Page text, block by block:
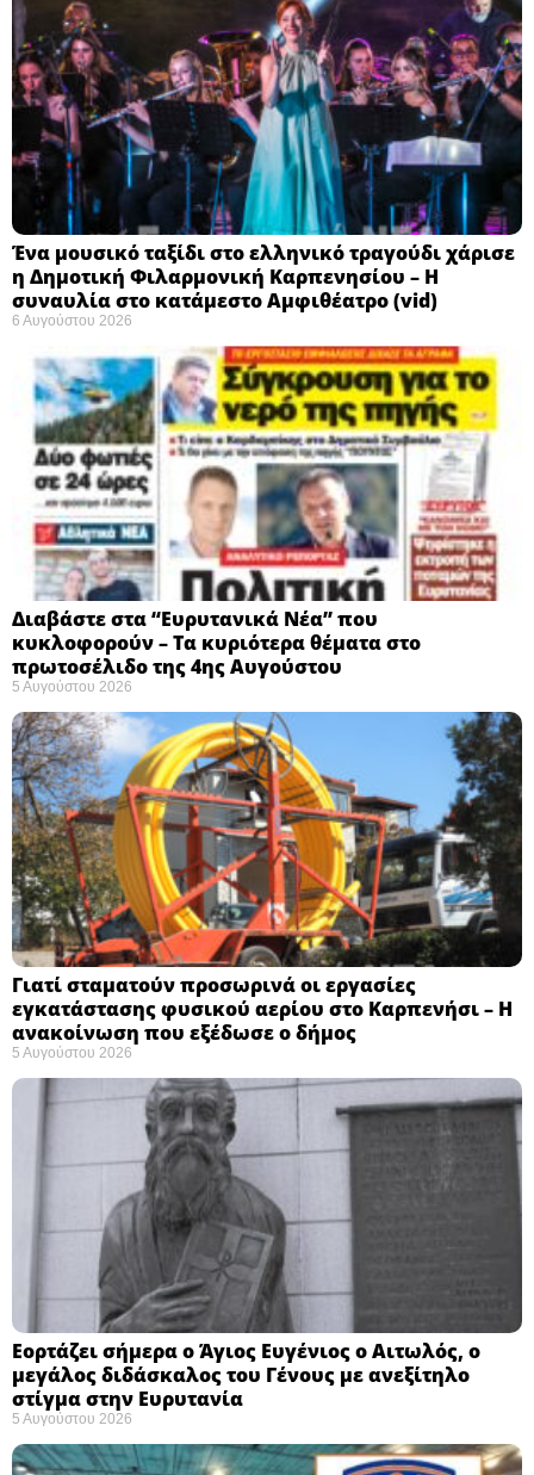
Ένα μουσικό ταξίδι στο ελληνικό τραγούδι χάρισε
η Δημοτική Φιλαρμονική Καρπενησίου – Η
συναυλία στο κατάμεστο Αμφιθέατρο (vid)
6 Αυγούστου 2026
Διαβάστε στα “Ευρυτανικά Νέα” που
κυκλοφορούν – Τα κυριότερα θέματα στο
πρωτοσέλιδο της 4ης Αυγούστου
5 Αυγούστου 2026
Γιατί σταματούν προσωρινά οι εργασίες
εγκατάστασης φυσικού αερίου στο Καρπενήσι – Η
ανακοίνωση που εξέδωσε ο δήμος
5 Αυγούστου 2026
Εορτάζει σήμερα ο Άγιος Ευγένιος ο Αιτωλός, ο
μεγάλος διδάσκαλος του Γένους με ανεξίτηλο
στίγμα στην Ευρυτανία
5 Αυγούστου 2026